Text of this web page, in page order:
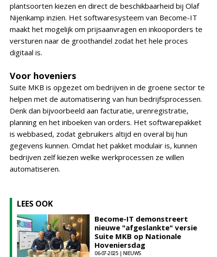
plantsoorten kiezen en direct de beschikbaarheid bij Olaf
Nijenkamp inzien. Het softwaresysteem van Become-IT
maakt het mogelijk om prijsaanvragen en inkooporders te
versturen naar de groothandel zodat het hele proces
digitaal is.
Voor hoveniers
Suite MKB is opgezet om bedrijven in de groene sector te
helpen met de automatisering van hun bedrijfsprocessen.
Denk dan bijvoorbeeld aan facturatie, urenregistratie,
planning en het inboeken van orders. Het softwarepakket
is webbased, zodat gebruikers altijd en overal bij hun
gegevens kunnen. Omdat het pakket modulair is, kunnen
bedrijven zelf kiezen welke werkprocessen ze willen
automatiseren.
LEES OOK
Become-IT demonstreert
nieuwe "afgeslankte" versie
Suite MKB op Nationale
Hoveniersdag
06-07-2025 | NIEUWS